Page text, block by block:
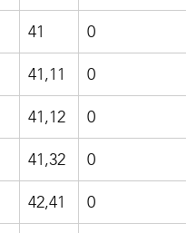
41 0
41,11 0
41,12 0
41,32 0
42,41 0